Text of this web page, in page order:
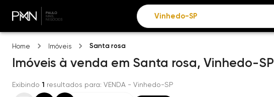
Home Imóveis Santa rosa
Imóveis à venda em Santa rosa, Vinhedo-SP
Exibindo 1 resultados para: VENDA - Vinhedo-SP